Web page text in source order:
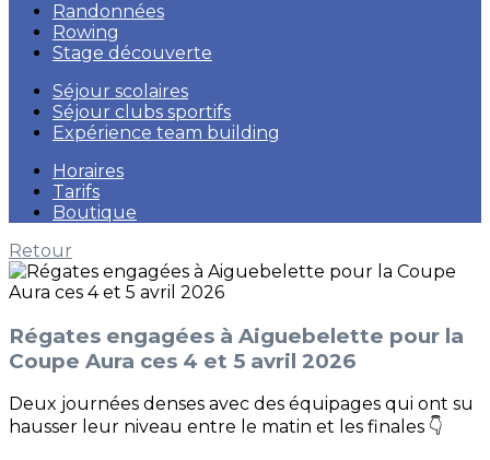
Randonnées
Rowing
Stage découverte
Séjour scolaires
Séjour clubs sportifs
Expérience team building
Horaires
Tarifs
Boutique
Retour
Régates engagées à Aiguebelette pour la
Coupe Aura ces 4 et 5 avril 2026
Deux journées denses avec des équipages qui ont su
hausser leur niveau entre le matin et les finales 👇